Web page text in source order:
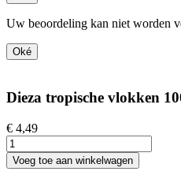
Uw beoordeling kan niet worden
Oké
Dieza tropische vlokken
€ 4,49
Voeg toe aan winkelwagen